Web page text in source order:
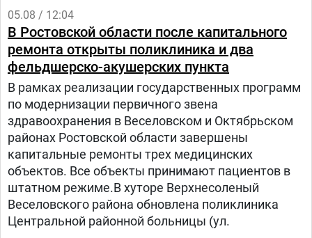
произошел рецидив болезни. Нур попала на
лечение в «Шибу» в рамках гуманитарного
проекта «Шевет-ахим» («Кровные братья).
05.08 / 12:04
В Ростовской области после капитального
ремонта открыты поликлиника и два
фельдшерско-акушерских пункта
В рамках реализации государственных программ
по модернизации первичного звена
здравоохранения в Веселовском и Октябрьском
районах Ростовской области завершены
капитальные ремонты трех медицинских
объектов. Все объекты принимают пациентов в
штатном режиме.В хуторе Верхнесоленый
Веселовского района обновлена поликлиника
Центральной районной больницы (ул.